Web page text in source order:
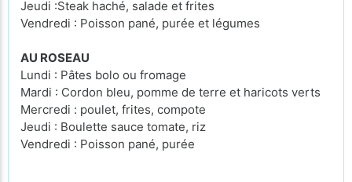
Jeudi :Steak haché, salade et frites
Vendredi : Poisson pané, purée et légumes
AU ROSEAU
Lundi : Pâtes bolo ou fromage
Mardi : Cordon bleu, pomme de terre et haricots verts
Mercredi : poulet, frites, compote
Jeudi : Boulette sauce tomate, riz
Vendredi : Poisson pané, purée